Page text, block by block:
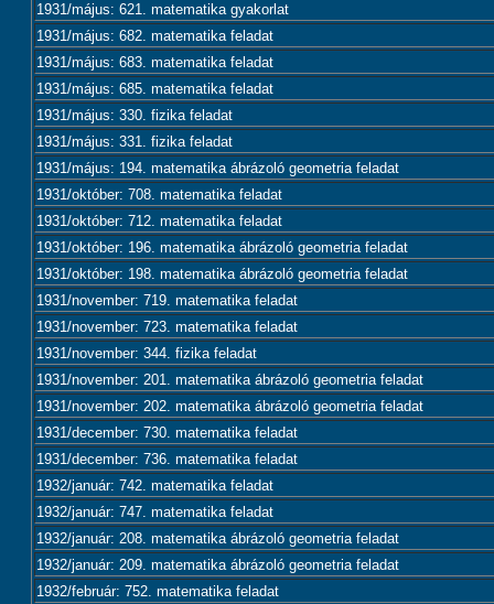
1931/május: 621. matematika gyakorlat
1931/május: 682. matematika feladat
1931/május: 683. matematika feladat
1931/május: 685. matematika feladat
1931/május: 330. fizika feladat
1931/május: 331. fizika feladat
1931/május: 194. matematika ábrázoló geometria feladat
1931/október: 708. matematika feladat
1931/október: 712. matematika feladat
1931/október: 196. matematika ábrázoló geometria feladat
1931/október: 198. matematika ábrázoló geometria feladat
1931/november: 719. matematika feladat
1931/november: 723. matematika feladat
1931/november: 344. fizika feladat
1931/november: 201. matematika ábrázoló geometria feladat
1931/november: 202. matematika ábrázoló geometria feladat
1931/december: 730. matematika feladat
1931/december: 736. matematika feladat
1932/január: 742. matematika feladat
1932/január: 747. matematika feladat
1932/január: 208. matematika ábrázoló geometria feladat
1932/január: 209. matematika ábrázoló geometria feladat
1932/február: 752. matematika feladat